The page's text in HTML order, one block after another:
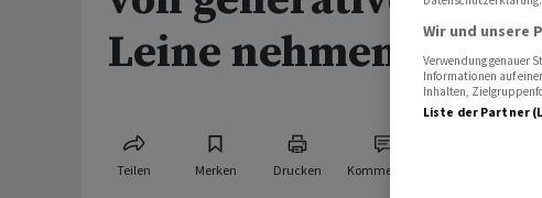
Leine nehmen
Teilen Merken Drucken Kommentare
Wir und unsere
Verwendung genauer
Informationen auf
Inhalten,
Liste der Partner